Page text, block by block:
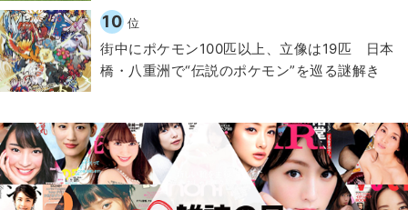
10 位
街中にポケモン100匹以上、立像は19匹 日本
橋・八重洲で“伝説のポケモン”を巡る謎解き